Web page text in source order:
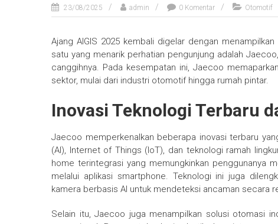
23/08/2025 admin 0 Komentar Otomotif
Ajang AIGIS 2025 kembali digelar dengan
satu yang menarik perhatian pengunjung adalah
canggihnya. Pada kesempatan ini, Jaecoo
sektor, mulai dari industri otomotif hingga rumah pintar.
Inovasi Teknologi Terbaru
Jaecoo memperkenalkan beberapa inovasi terbaru
(AI), Internet of Things (IoT), dan teknologi ramah
home terintegrasi yang memungkinkan penggunanya
melalui aplikasi smartphone. Teknologi ini juga
kamera berbasis AI untuk mendeteksi ancaman secara
Selain itu, Jaecoo juga menampilkan solusi otomasi